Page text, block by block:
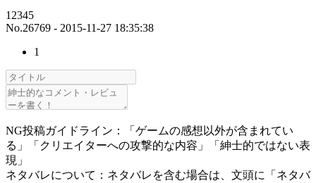
12345
No.26769 - 2015-11-27 18:35:38
1
NG投稿ガイドライン：「ゲームの感想以外が含まれてい
る」「クリエイターへの攻撃的な内容」「紳士的ではない表
現」
ネタバレについて：ネタバレを含む場合は、文頭に「ネタバ